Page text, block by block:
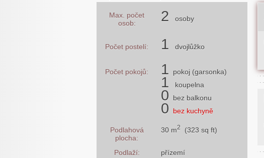
Max. počet
osob:
2 osoby
Počet postelí: 1 dvojlůžko
Počet pokojů: 1 pokoj (garsonka)
1 koupelna
0 bez balkonu
0 bez kuchyně
Podlahová
plocha:
30 m2 (323 sq ft)
Podlaží: přízemí